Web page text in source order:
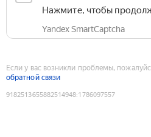
Нажмите, чтобы
Yandex SmartCaptcha
Если у вас возникли проблемы,
обратной связи
9182513655882514948:1786097557